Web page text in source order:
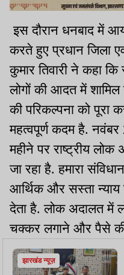
इस दौरान धनबाद में
करते हुए प्रधान जिला
कुमार तिवारी ने कहा
लोगों की आदत में
की परिकल्पना को पूरा
महत्वपूर्ण कदम है.
महीने पर राष्ट्रीय
जा रहा है. हमारा
आर्थिक और सस्ता न्याय
देता है. लोक अदालत में
चक्कर लगाने और पैसे
झारखंड न्यूज़